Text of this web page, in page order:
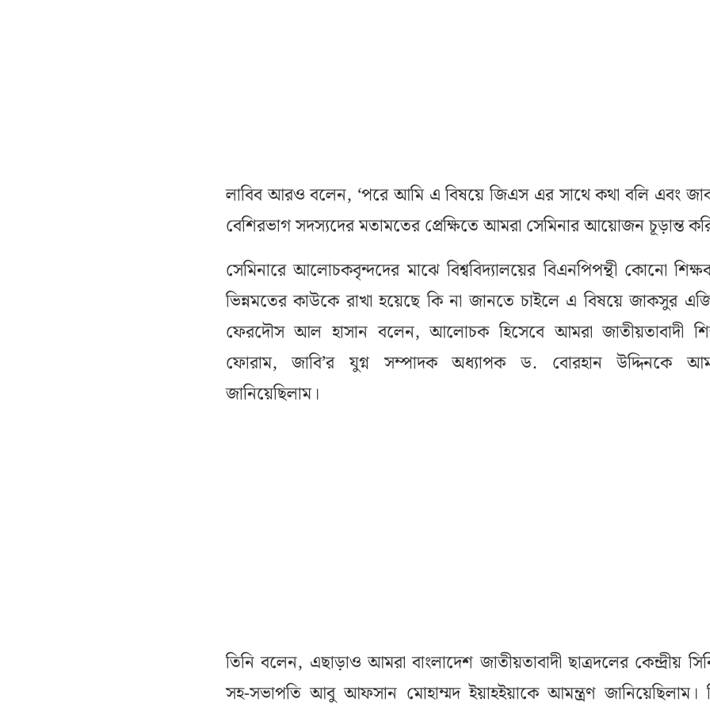
লাবিব আরও বলেন, ‘পরে আমি এ বিষয়ে জিএস এর সাথে কথা বলি এবং
বেশিরভাগ সদস্যদের মতামতের প্রেক্ষিতে আমরা সেমিনার আয়োজন চূড়ান্ত
সেমিনারে আলোচকবৃন্দদের মাঝে বিশ্ববিদ্যালয়ের বিএনপিপন্থী কোনো
ভিন্নমতের কাউকে রাখা হয়েছে কি না জানতে চাইলে এ বিষয়ে জাকসুর
ফেরদৌস আল হাসান বলেন, আলোচক হিসেবে আমরা জাতীয়তাবাদী
ফোরাম, জাবি’র যুগ্ন সম্পাদক অধ্যাপক ড. বোরহান উদ্দিনকে
জানিয়েছিলাম।
তিনি বলেন, এছাড়াও আমরা বাংলাদেশ জাতীয়তাবাদী ছাত্রদলের কেন্দ্রীয়
সহ-সভাপতি আবু আফসান মোহাম্মদ ইয়াহইয়াকে আমন্ত্রণ জানিয়েছিলাম।